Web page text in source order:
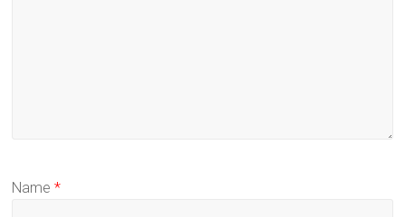
Name*